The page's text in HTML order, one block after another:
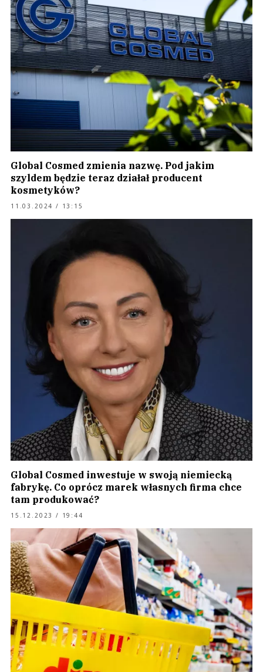
Global Cosmed zmienia nazwę. Pod jakim
szyldem będzie teraz działał producent
kosmetyków?
11.03.2024 / 13:15
Global Cosmed inwestuje w swoją niemiecką
fabrykę. Co oprócz marek własnych firma chce
tam produkować?
15.12.2023 / 19:44